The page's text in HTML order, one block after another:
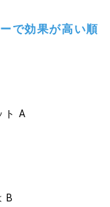
で効果が高い順
ト A
B